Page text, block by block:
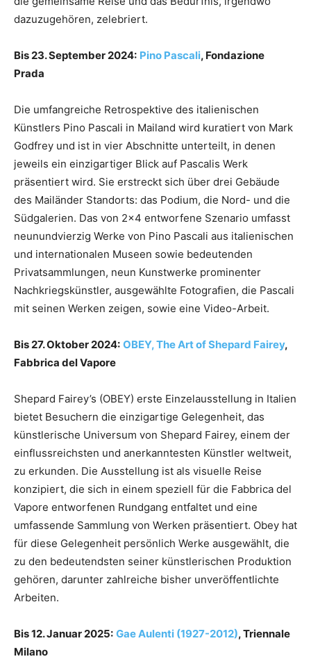
dazuzugehören, zelebriert.
Bis 23. September 2024: Pino Pascali, Fondazione
Prada
Die umfangreiche Retrospektive des italienischen
Künstlers Pino Pascali in Mailand wird kuratiert von Mark
Godfrey und ist in vier Abschnitte unterteilt, in denen
jeweils ein einzigartiger Blick auf Pascalis Werk
präsentiert wird. Sie erstreckt sich über drei Gebäude
des Mailänder Standorts: das Podium, die Nord- und die
Südgalerien. Das von 2×4 entworfene Szenario umfasst
neunundvierzig Werke von Pino Pascali aus italienischen
und internationalen Museen sowie bedeutenden
Privatsammlungen, neun Kunstwerke prominenter
Nachkriegskünstler, ausgewählte Fotografien, die Pascali
mit seinen Werken zeigen, sowie eine Video-Arbeit.
Bis 27. Oktober 2024: OBEY, The Art of Shepard Fairey,
Fabbrica del Vapore
Shepard Fairey’s (OBEY) erste Einzelausstellung in Italien
bietet Besuchern die einzigartige Gelegenheit, das
künstlerische Universum von Shepard Fairey, einem der
einflussreichsten und anerkanntesten Künstler weltweit,
zu erkunden. Die Ausstellung ist als visuelle Reise
konzipiert, die sich in einem speziell für die Fabbrica del
Vapore entworfenen Rundgang entfaltet und eine
umfassende Sammlung von Werken präsentiert. Obey hat
für diese Gelegenheit persönlich Werke ausgewählt, die
zu den bedeutendsten seiner künstlerischen Produktion
gehören, darunter zahlreiche bisher unveröffentlichte
Arbeiten.
Bis 12. Januar 2025: Gae Aulenti (1927-2012), Triennale
Milano